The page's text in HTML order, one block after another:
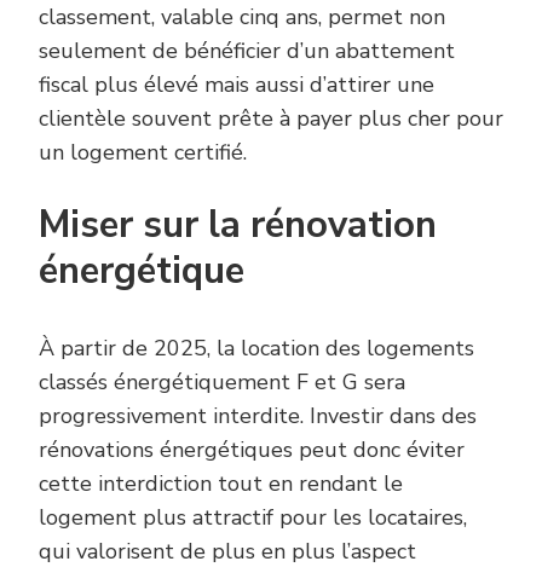
classement, valable cinq ans, permet non
seulement de bénéficier d’un abattement
fiscal plus élevé mais aussi d’attirer une
clientèle souvent prête à payer plus cher pour
un logement certifié.
Miser sur la rénovation
énergétique
À partir de 2025, la location des logements
classés énergétiquement F et G sera
progressivement interdite. Investir dans des
rénovations énergétiques peut donc éviter
cette interdiction tout en rendant le
logement plus attractif pour les locataires,
qui valorisent de plus en plus l’aspect